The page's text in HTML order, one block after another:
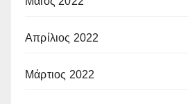
Απρίλιος 2022
Μάρτιος 2022